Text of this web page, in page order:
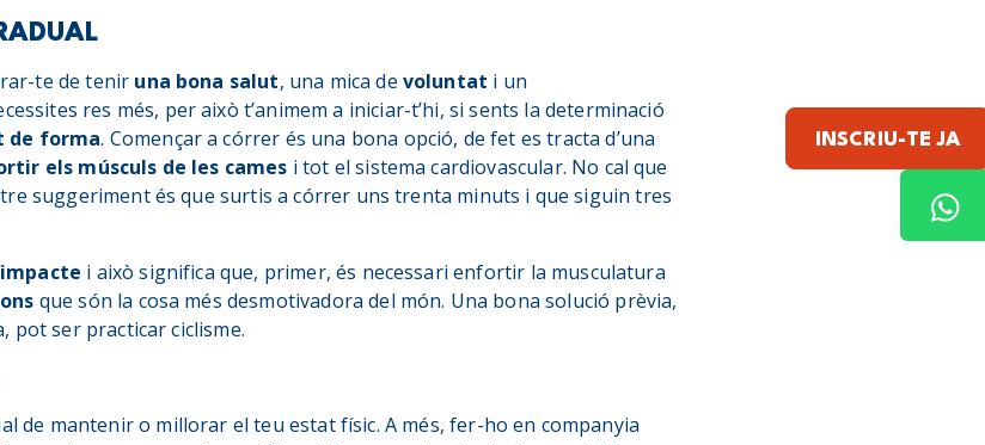
INSCRIU-TE JA
te de tenir una bona salut, una mica de voluntat i un
res més, per això t’animem a iniciar-t’hi, si sents la determinació
de forma. Començar a córrer és una bona opció, de fet es tracta d’una
els músculs de les cames i tot el sistema cardiovascular. No cal que
suggeriment és que surtis a córrer uns trenta minuts i que siguin tres
i això significa que, primer, és necessari enfortir la musculatura
que són la cosa més desmotivadora del món. Una bona solució prèvia,
pot ser practicar ciclisme.
de mantenir o millorar el teu estat físic. A més, fer-ho en companyia